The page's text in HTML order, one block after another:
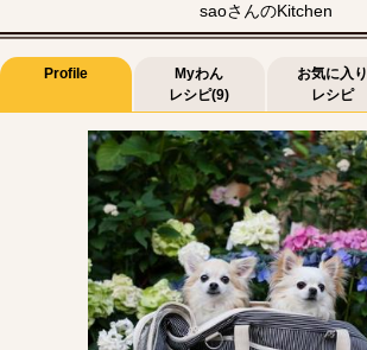
saoさんのKitchen
Profile
Myわん
レシピ(9)
お気に入り
レシピ